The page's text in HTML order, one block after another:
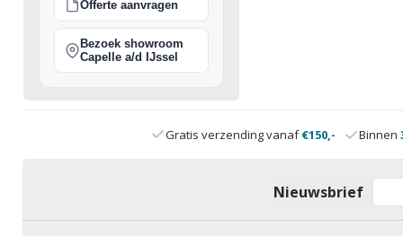
Offerte aanvragen
Bezoek showroom
Capelle a/d IJssel
Gratis verzending vanaf€150,- Binnen
Nieuwsbrief